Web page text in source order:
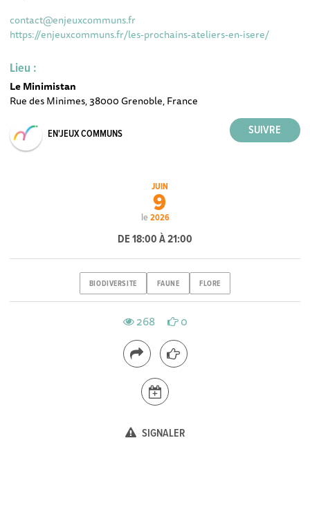
contact@enjeuxcommuns.fr
https://enjeuxcommuns.fr/les-prochains-ateliers-en-isere/
Lieu :
Le Minimistan
Rue des Minimes, 38000 Grenoble, France
EN'JEUX COMMUNS
le
JUIN
9
2026
DE 18:00 À 21:00
BIODIVERSITE FAUNE FLORE
268 0
SIGNALER